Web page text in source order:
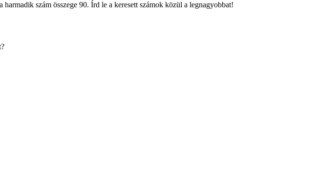
harmadik szám összege 90. Írd le a keresett számok közül a legnagyobbat!